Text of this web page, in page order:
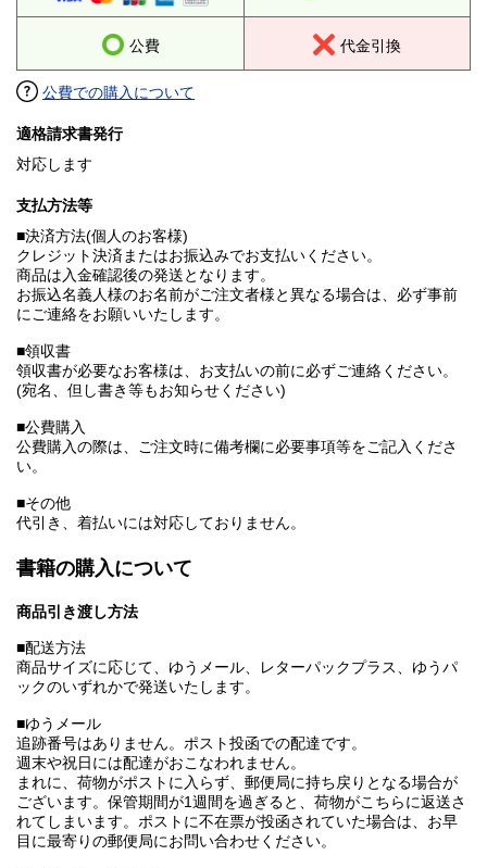
公費 代金引換
公費での購入について
適格請求書発行
対応します
支払方法等
■決済方法(個人のお客様)
クレジット決済またはお振込みでお支払いください。
商品は入金確認後の発送となります。
お振込名義人様のお名前がご注文者様と異なる場合は、必ず事前
にご連絡をお願いいたします。
■領収書
領収書が必要なお客様は、お支払いの前に必ずご連絡ください。
(宛名、但し書き等もお知らせください)
■公費購入
公費購入の際は、ご注文時に備考欄に必要事項等をご記入くださ
い。
■その他
代引き、着払いには対応しておりません。
書籍の購入について
商品引き渡し方法
■配送方法
商品サイズに応じて、ゆうメール、レターパックプラス、ゆうパ
ックのいずれかで発送いたします。
■ゆうメール
追跡番号はありません。ポスト投函での配達です。
週末や祝日には配達がおこなわれません。
まれに、荷物がポストに入らず、郵便局に持ち戻りとなる場合が
ございます。保管期間が1週間を過ぎると、荷物がこちらに返送さ
れてしまいます。ポストに不在票が投函されていた場合は、お早
目に最寄りの郵便局にお問い合わせください。